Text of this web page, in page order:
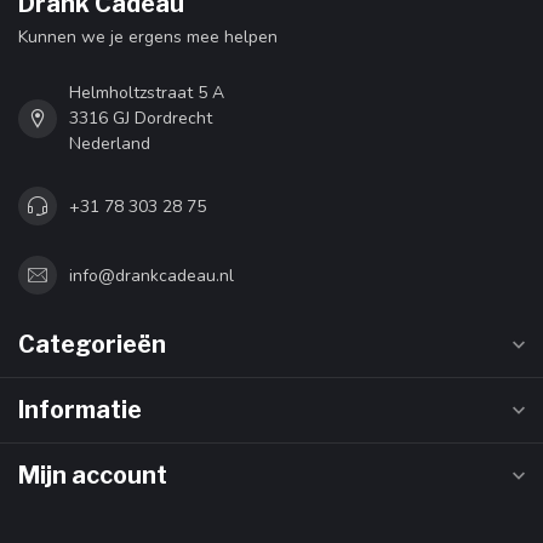
Kunnen we je ergens mee helpen
Helmholtzstraat 5 A
3316 GJ Dordrecht
Nederland
+31 78 303 28 75
info@drankcadeau.nl
Categorieën
Informatie
Mijn account